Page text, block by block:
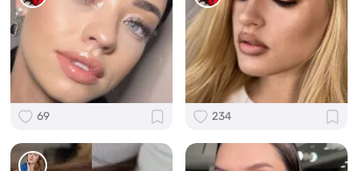
69 234